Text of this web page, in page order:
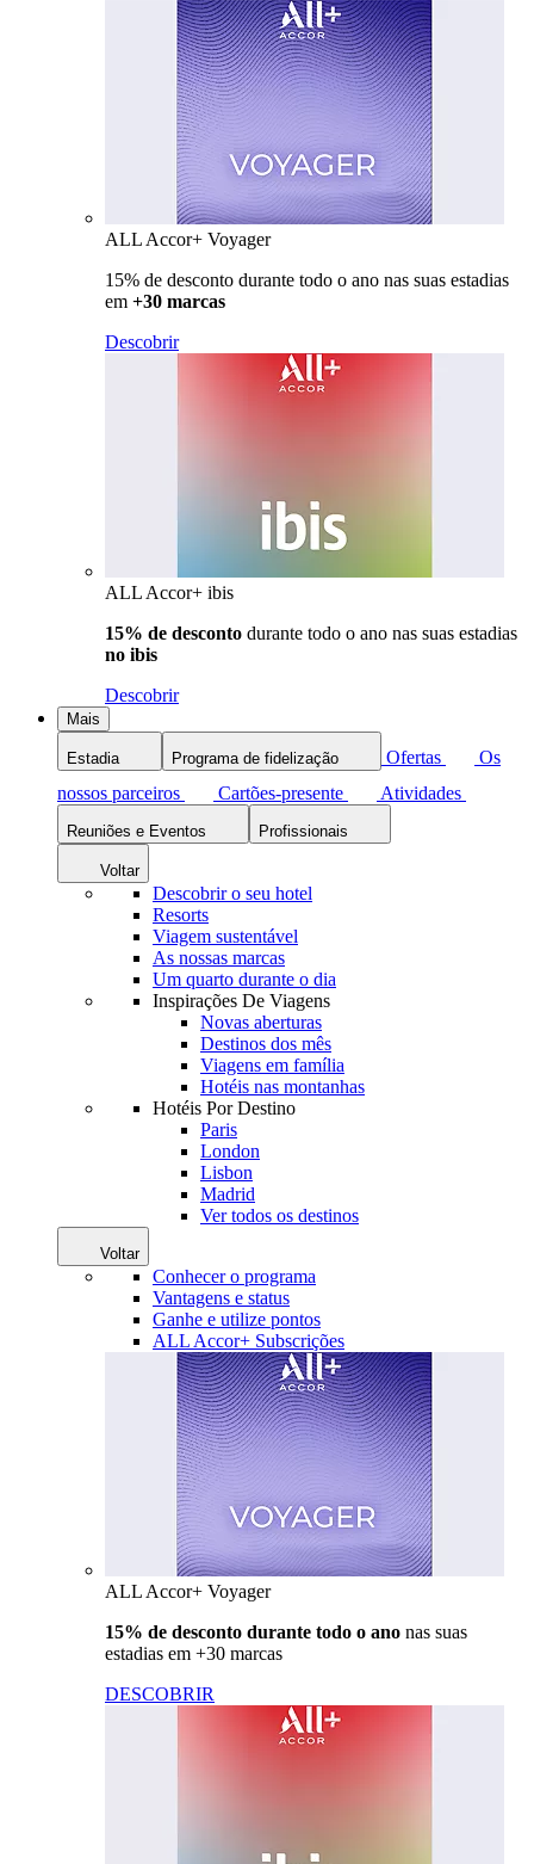
ALL Accor+ Voyager
15% de desconto durante todo o ano nas suas estadias
em +30 marcas
Descobrir
ALL Accor+ ibis
15% de desconto durante todo o ano nas suas estadias
no ibis
Descobrir
Mais
Estadia Programa de fidelização Ofertas
Os
nossos parceiros
Cartões-presente Atividades
Reuniões e Eventos Profissionais
Voltar
Descobrir o seu hotel
Resorts
Viagem sustentável
As nossas marcas
Um quarto durante o dia
Inspirações De Viagens
Novas aberturas
Destinos dos mês
Viagens em família
Hotéis nas montanhas
Hotéis Por Destino
Paris
London
Lisbon
Madrid
Ver todos os destinos
Voltar
Conhecer o programa
Vantagens e status
Ganhe e utilize pontos
ALL Accor+ Subscrições
ALL Accor+ Voyager
15% de desconto durante todo o ano nas suas
estadias em +30 marcas
DESCOBRIR